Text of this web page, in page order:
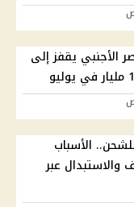
الأجنبي يقفز إلى
الأسباب
والاستبدال عبر